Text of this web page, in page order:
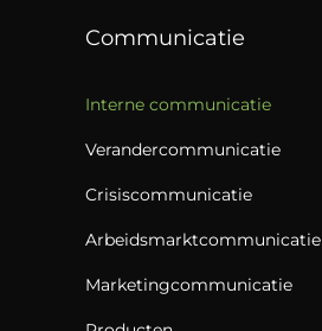
Communicatie
Interne communicatie
Verandercommunicatie
Crisiscommunicatie
Arbeidsmarktcommunicatie
Marketingcommunicatie